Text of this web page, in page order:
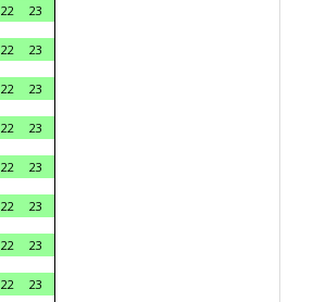
22
23
22
23
22
23
22
23
22
23
22
23
22
23
22
23